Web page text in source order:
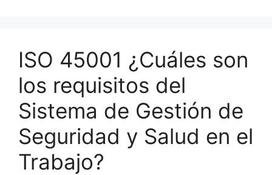
ISO 45001 ¿Cuáles son
los requisitos del
Sistema de Gestión de
Seguridad y Salud en el
Trabajo?